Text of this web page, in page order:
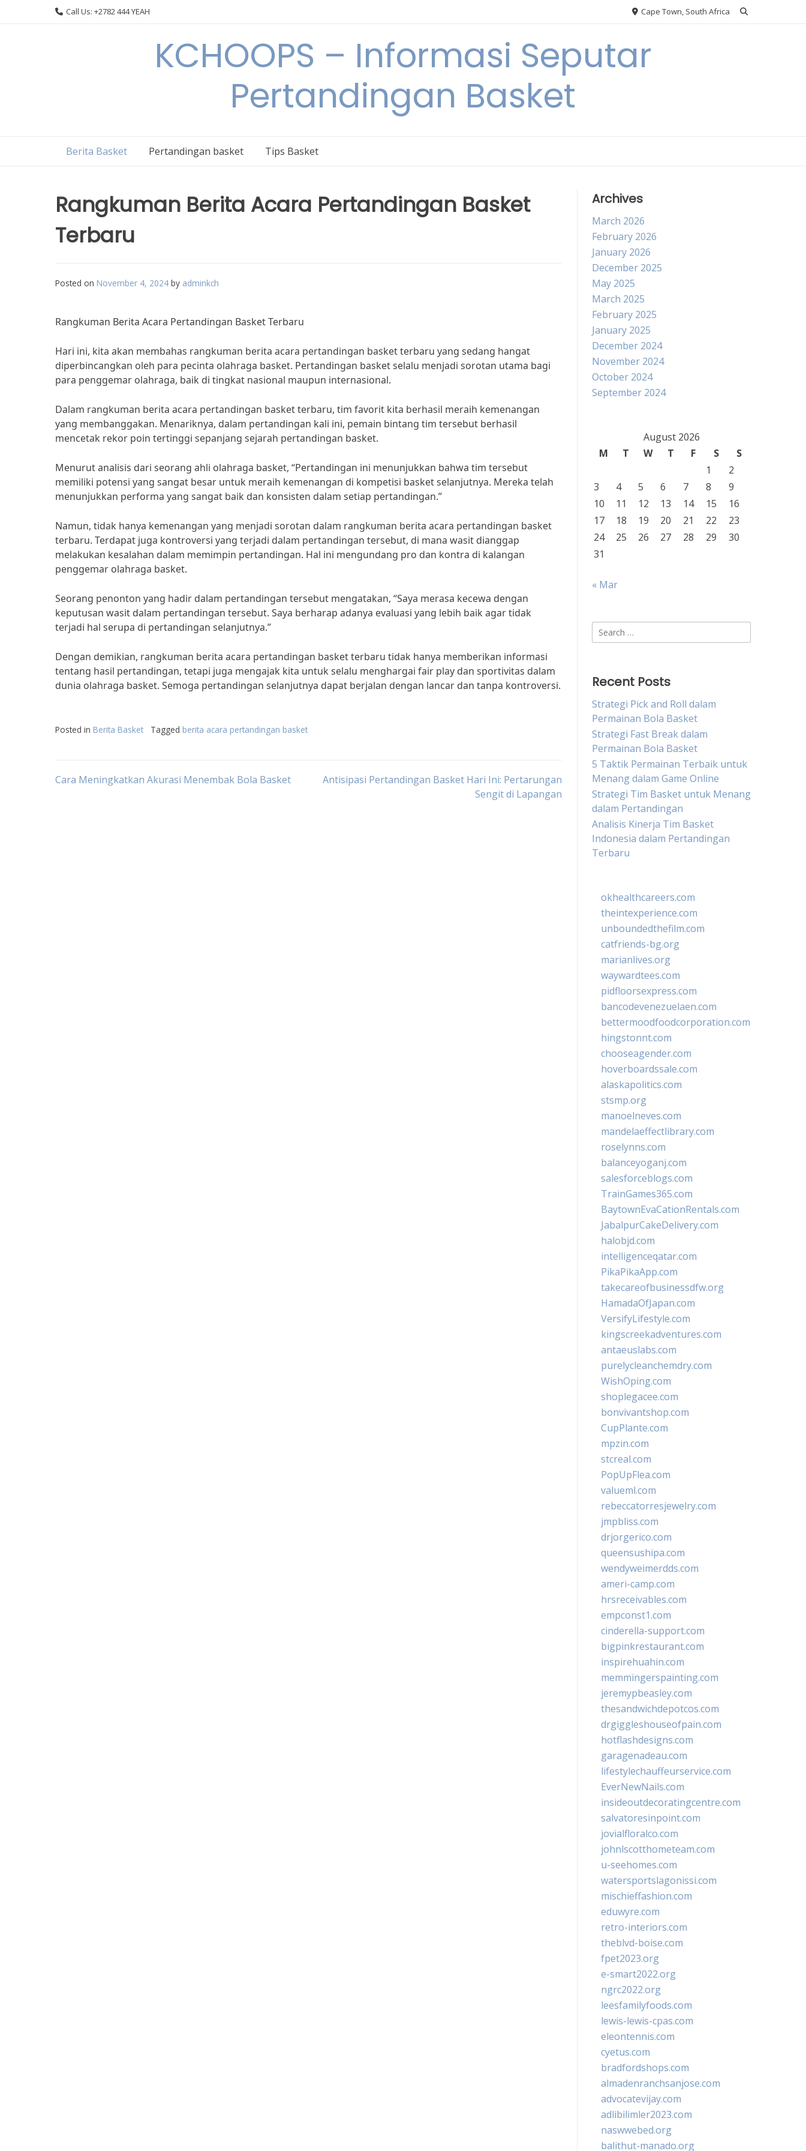
Call Us: +2782 444 YEAH Cape Town, South Africa
KCHOOPS – Informasi Seputar
Pertandingan Basket
Berita Basket Pertandingan basket Tips Basket
Rangkuman Berita Acara Pertandingan Basket
Terbaru
Posted on November 4, 2024 by adminkch
Rangkuman Berita Acara Pertandingan Basket Terbaru
Hari ini, kita akan membahas rangkuman berita acara pertandingan basket terbaru yang sedang hangat
diperbincangkan oleh para pecinta olahraga basket. Pertandingan basket selalu menjadi sorotan utama bagi
para penggemar olahraga, baik di tingkat nasional maupun internasional.
Dalam rangkuman berita acara pertandingan basket terbaru, tim favorit kita berhasil meraih kemenangan
yang membanggakan. Menariknya, dalam pertandingan kali ini, pemain bintang tim tersebut berhasil
mencetak rekor poin tertinggi sepanjang sejarah pertandingan basket.
Menurut analisis dari seorang ahli olahraga basket, “Pertandingan ini menunjukkan bahwa tim tersebut
memiliki potensi yang sangat besar untuk meraih kemenangan di kompetisi basket selanjutnya. Mereka telah
menunjukkan performa yang sangat baik dan konsisten dalam setiap pertandingan.”
Namun, tidak hanya kemenangan yang menjadi sorotan dalam rangkuman berita acara pertandingan basket
terbaru. Terdapat juga kontroversi yang terjadi dalam pertandingan tersebut, di mana wasit dianggap
melakukan kesalahan dalam memimpin pertandingan. Hal ini mengundang pro dan kontra di kalangan
penggemar olahraga basket.
Seorang penonton yang hadir dalam pertandingan tersebut mengatakan, “Saya merasa kecewa dengan
keputusan wasit dalam pertandingan tersebut. Saya berharap adanya evaluasi yang lebih baik agar tidak
terjadi hal serupa di pertandingan selanjutnya.”
Dengan demikian, rangkuman berita acara pertandingan basket terbaru tidak hanya memberikan informasi
tentang hasil pertandingan, tetapi juga mengajak kita untuk selalu menghargai fair play dan sportivitas dalam
dunia olahraga basket. Semoga pertandingan selanjutnya dapat berjalan dengan lancar dan tanpa kontroversi.
Posted in Berita Basket Tagged berita acara pertandingan basket
Post
Cara Meningkatkan Akurasi Menembak Bola Basket
Antisipasi Pertandingan Basket Hari Ini: Pertarungan
Sengit di Lapangan
Archives
March 2026
February 2026
January 2026
December 2025
May 2025
March 2025
February 2025
January 2025
December 2024
November 2024
October 2024
September 2024
August 2026
M
T W T F S
S
1
2
3
4 5 6 7 8
9
10
11 12 13 14 15
16
17
18 19 20 21 22
23
24
25 26 27 28 29
30
31
« Mar
Search
for:
Recent Posts
Strategi Pick and Roll dalam
Permainan Bola Basket
Strategi Fast Break dalam
Permainan Bola Basket
5 Taktik Permainan Terbaik untuk
Menang dalam Game Online
Strategi Tim Basket untuk Menang
dalam Pertandingan
Analisis Kinerja Tim Basket
Indonesia dalam Pertandingan
Terbaru
okhealthcareers.com
theintexperience.com
unboundedthefilm.com
catfriends-bg.org
marianlives.org
waywardtees.com
pidfloorsexpress.com
bancodevenezuelaen.com
bettermoodfoodcorporation.com
hingstonnt.com
chooseagender.com
hoverboardssale.com
alaskapolitics.com
stsmp.org
manoelneves.com
mandelaeffectlibrary.com
roselynns.com
balanceyoganj.com
salesforceblogs.com
TrainGames365.com
BaytownEvaCationRentals.com
JabalpurCakeDelivery.com
halobjd.com
intelligenceqatar.com
PikaPikaApp.com
takecareofbusinessdfw.org
HamadaOfJapan.com
VersifyLifestyle.com
kingscreekadventures.com
antaeuslabs.com
purelycleanchemdry.com
WishOping.com
shoplegacee.com
bonvivantshop.com
CupPlante.com
mpzin.com
stcreal.com
PopUpFlea.com
valueml.com
rebeccatorresjewelry.com
jmpbliss.com
drjorgerico.com
queensushipa.com
wendyweimerdds.com
ameri-camp.com
hrsreceivables.com
empconst1.com
cinderella-support.com
bigpinkrestaurant.com
inspirehuahin.com
memmingerspainting.com
jeremypbeasley.com
thesandwichdepotcos.com
drgiggleshouseofpain.com
hotflashdesigns.com
garagenadeau.com
lifestylechauffeurservice.com
EverNewNails.com
insideoutdecoratingcentre.com
salvatoresinpoint.com
jovialfloralco.com
johnlscotthometeam.com
u-seehomes.com
watersportslagonissi.com
mischieffashion.com
eduwyre.com
retro-interiors.com
theblvd-boise.com
fpet2023.org
e-smart2022.org
ngrc2022.org
leesfamilyfoods.com
lewis-lewis-cpas.com
eleontennis.com
cyetus.com
bradfordshops.com
almadenranchsanjose.com
advocatevijay.com
adlibilimler2023.com
naswwebed.org
balithut-manado.org